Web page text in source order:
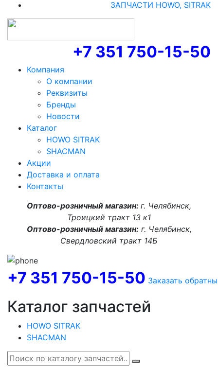
ЗАПЧАСТИ HOWO, SITRAK
+7 351 750-15-50
Компания
О компании
Реквизиты
Бренды
Новости
Каталог
HOWO SITRAK
SHACMAN
Акции
Доставка и оплата
Контакты
Оптово-розничный магазин: г. Челябинск,
Троицкий тракт 13 к1
Оптово-розничный магазин:г. Челябинск,
Свердловский тракт 14Б
+7 351 750-15-50 Заказать
Каталог запчастей
HOWO SITRAK
SHACMAN